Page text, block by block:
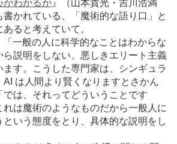
がわかるか 』（山本貴光・吉川浩満
かれている、「魔術的な語り口」と
ると考えていて。
一般の人に科学的なことはわからな
ら説明をしない、悪しきエリート主義
ます。こうした専門家は、シンギュラ
AI は人間より賢くなりますとさかん
では、それってどういうことです
は魔術のようなものだから一般人に
いう態度をとり、具体的な説明をし